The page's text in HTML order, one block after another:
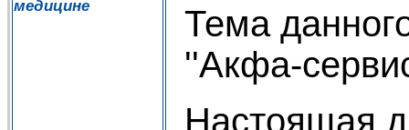
медицине
Тема
''Акфа-
Настоящая